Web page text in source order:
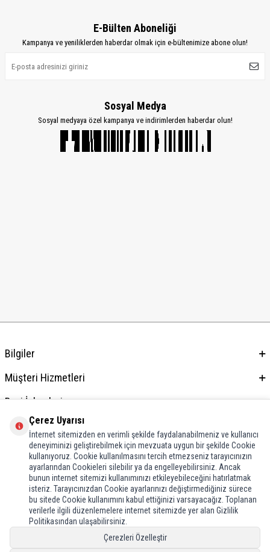
E-Bülten Aboneliği
Kampanya ve yeniliklerden haberdar olmak için e-bültenimize abone olun!
Sosyal Medya
Sosyal medyaya özel kampanya ve indirimlerden haberdar olun!
Bilgiler
Müşteri Hizmetleri
Bayi İşlemleri
Adres & İletişim
Çerez Uyarısı
İnternet sitemizden en verimli şekilde faydalanabilmeniz ve kullanıcı
deneyiminizi geliştirebilmek için mevzuata uygun bir şekilde Cookie
kullanıyoruz. Cookie kullanılmasını tercih etmezseniz tarayıcınızın
ayarlarından Cookieleri silebilir ya da engelleyebilirsiniz. Ancak
bunun internet sitemizi kullanımınızı etkileyebileceğini hatırlatmak
isteriz. Tarayıcınızdan Cookie ayarlarınızı değiştirmediğiniz sürece
bu sitede Cookie kullanımını kabul ettiğinizi varsayacağız. Toplanan
verilerle ilgili düzenlemelere internet sitemizde yer alan Gizlilik
Politikasından ulaşabilirsiniz.
Çerezleri Özelleştir